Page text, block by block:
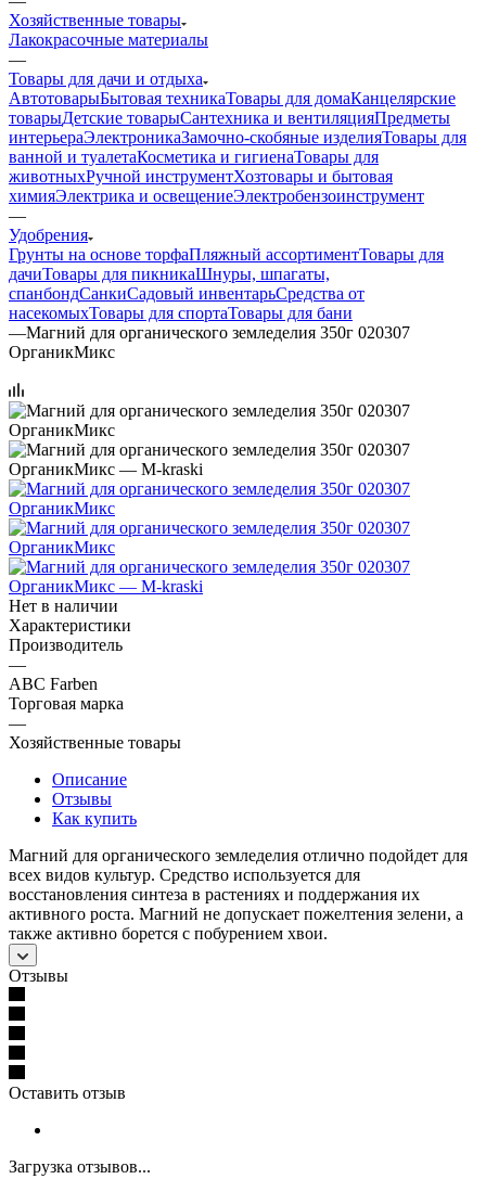
Хозяйственные товары
Лакокрасочные материалы
—
Товары для дачи и отдыха
АвтотоварыБытовая техникаТовары для домаКанцелярские
товарыДетские товарыСантехника и вентиляцияПредметы
интерьераЭлектроникаЗамочно-скобяные изделияТовары для
ванной и туалетаКосметика и гигиенаТовары для
животныхРучной инструментХозтовары и бытовая
химияЭлектрика и освещениеЭлектробензоинструмент
—
Удобрения
Грунты на основе торфаПляжный ассортиментТовары для
дачиТовары для пикникаШнуры, шпагаты,
спанбондСанкиСадовый инвентарьСредства от
насекомыхТовары для спортаТовары для бани
—Магний для органического земледелия 350г 020307
ОрганикМикс
Нет в наличии
Характеристики
Производитель
—
ABC Farben
Торговая марка
—
Хозяйственные товары
Описание
Отзывы
Как купить
Магний для органического земледелия отлично подойдет для
всех видов культур. Средство используется для
восстановления синтеза в растениях и поддержания их
активного роста. Магний не допускает пожелтения зелени, а
также активно борется с побурением хвои.
Отзывы
Оставить отзыв
Загрузка отзывов...